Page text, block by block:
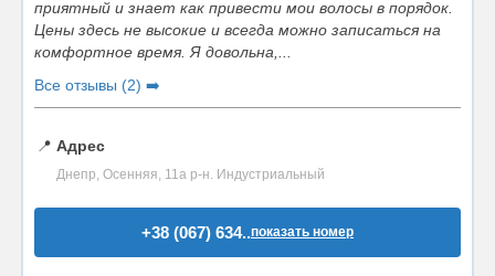
приятный и знает как привести мои волосы в порядок.
Цены здесь не высокие и всегда можно записаться на
комфортное время. Я довольна,...
Все отзывы (2) ➡️
📍 Адрес
Днепр, Осенняя, 11а р-н. Индустриальный
+38 (067) 634..показать номер